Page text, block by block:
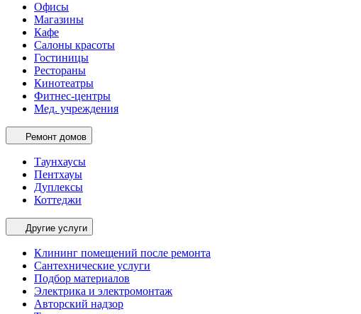
Офисы
Магазины
Кафе
Салоны красоты
Гостиницы
Рестораны
Кинотеатры
Фитнес-центры
Мед. учреждения
Ремонт домов
Таунхаусы
Пентхауы
Дуплексы
Коттеджи
Другие услуги
Клининг помещений после ремонта
Сантехнические услуги
Подбор материалов
Электрика и электромонтаж
Авторский надзор